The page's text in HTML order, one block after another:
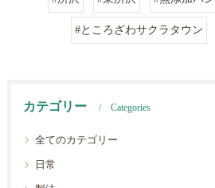
#ところざわサクラタウン
カテゴリー Categories
全てのカテゴリー
日常